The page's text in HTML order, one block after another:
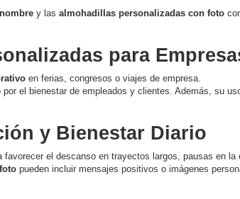
y las almohadillas personalizadas con foto
para
en ferias, congresos o viajes de empresa.
el bienestar de empleados y clientes. Además, su
y Bienestar Diario
favorecer el descanso en trayectos largos, pausas en
pueden incluir mensajes positivos o imágenes